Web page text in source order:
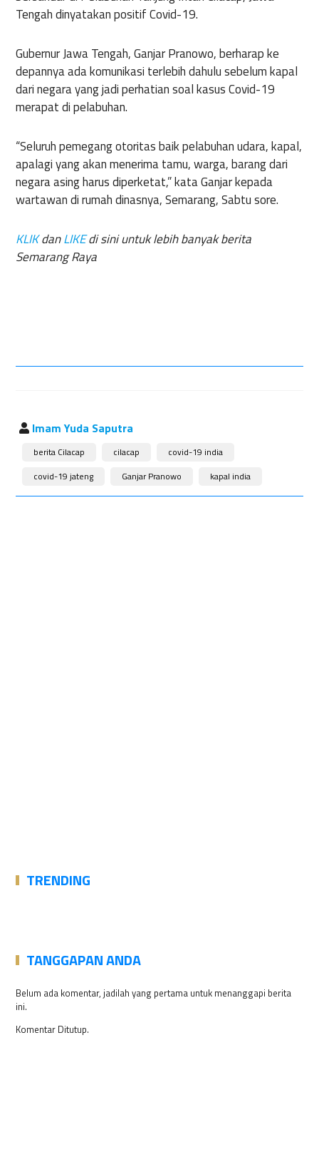
Tengah dinyatakan positif Covid-19.
Gubernur Jawa Tengah, Ganjar Pranowo, berharap ke
depannya ada komunikasi terlebih dahulu sebelum kapal
dari negara yang jadi perhatian soal kasus Covid-19
merapat di pelabuhan.
“Seluruh pemegang otoritas baik pelabuhan udara, kapal,
apalagi yang akan menerima tamu, warga, barang dari
negara asing harus diperketat,” kata Ganjar kepada
wartawan di rumah dinasnya, Semarang, Sabtu sore.
KLIKdanLIKEdi sini untuk lebih banyak berita
Semarang Raya
Imam Yuda Saputra
berita Cilacap cilacap
covid-19 india
covid-19 jateng
Ganjar Pranowo kapal india
TRENDING
TANGGAPAN ANDA
Belum ada komentar, jadilah yang pertama untuk menanggapi berita
ini.
Komentar Ditutup.